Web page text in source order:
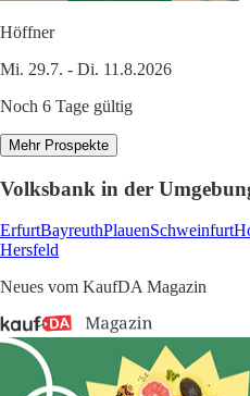
Höffner
Mi. 29.7. - Di. 11.8.2026
Noch 6 Tage gültig
Mehr Prospekte
Volksbank in der
ErfurtBayreuthPlauenSchweinfurt
Hersfeld
Neues vom KaufDA Magazin